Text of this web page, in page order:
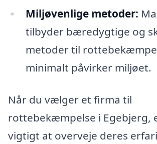
Miljøvenlige metoder:
tilbyder bæredygtige og
metoder til
minimalt påvirker miljøet.
Når du vælger et firma til
rottebekæmpelse i Egebjerg,
vigtigt at overveje deres